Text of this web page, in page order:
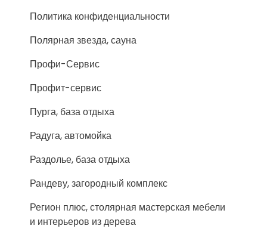
Политика конфиденциальности
Полярная звезда, сауна
Профи-Сервис
Профит-сервис
Пурга, база отдыха
Радуга, автомойка
Раздолье, база отдыха
Рандеву, загородный комплекс
Регион плюс, столярная мастерская мебели
и интерьеров из дерева